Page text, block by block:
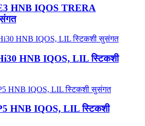
HNB IQOS TRERA
HNB IQOS, LIL स्टिकशी
HNB IQOS, LIL स्टिकशी